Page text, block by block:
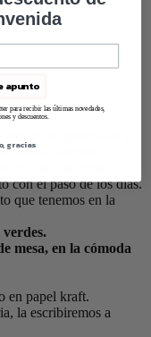
de paniculata y
flores naturales.
tal cual, durante
con el paso de los días.
que tenemos en la
verdes.
mesa, en la cómoda
en papel kraft.
la escribiremos a
apunto
para recibir las últimas novedades,
y descuentos.
gracias